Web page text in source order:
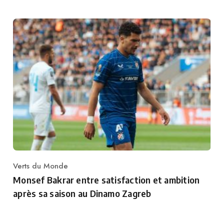
Category
Verts du Monde
Monsef Bakrar entre satisfaction et ambition
après sa saison au Dinamo Zagreb